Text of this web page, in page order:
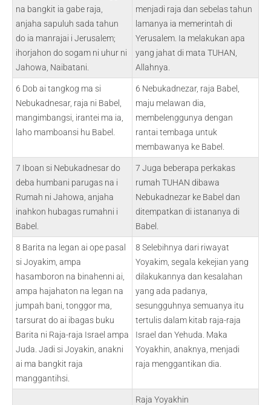
na bangkit ia gabe raja,
anjaha sapuluh sada tahun
do ia manrajai i Jerusalem;
ihorjahon do sogam ni uhur ni
Jahowa, Naibatani.
menjadi raja dan sebelas tahun
lamanya ia memerintah di
Yerusalem. Ia melakukan apa
yang jahat di mata TUHAN,
Allahnya.
6 Dob ai tangkog ma si
Nebukadnesar, raja ni Babel,
mangimbangsi, irantei ma ia,
laho mamboansi hu Babel.
6 Nebukadnezar, raja Babel,
maju melawan dia,
membelenggunya dengan
rantai tembaga untuk
membawanya ke Babel.
7 Iboan si Nebukadnesar do
deba humbani parugas na i
Rumah ni Jahowa, anjaha
inahkon hubagas rumahni i
Babel.
7 Juga beberapa perkakas
rumah TUHAN dibawa
Nebukadnezar ke Babel dan
ditempatkan di istananya di
Babel.
8 Barita na legan ai ope pasal
si Joyakim, ampa
hasamboron na binahenni ai,
ampa hajahaton na legan na
jumpah bani, tonggor ma,
tarsurat do ai ibagas buku
Barita ni Raja-raja Israel ampa
Juda. Jadi si Joyakin, anakni
ai ma bangkit raja
manggantihsi.
8 Selebihnya dari riwayat
Yoyakim, segala kekejian yang
dilakukannya dan kesalahan
yang ada padanya,
sesungguhnya semuanya itu
tertulis dalam kitab raja-raja
Israel dan Yehuda. Maka
Yoyakhin, anaknya, menjadi
raja menggantikan dia.
Raja Yoyakhin